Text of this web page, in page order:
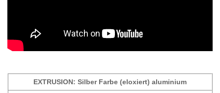
EXTRUSION: Silber Farbe (eloxiert) aluminium